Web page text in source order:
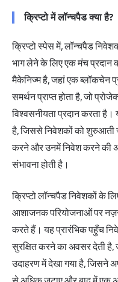
क्रिप्टो में लॉन्चपैड क्या है?
क्रिप्टो स्पेस में, लॉन्चपैड
भाग लेने के लिए एक मंच प्रदान
मैकेनिज्म है, जहां एक ब्लॉकचेन
समर्थन प्राप्त होता है, जो
विश्वसनीयता प्रदान करता
है, जिससे निवेशकों को शुरुआती
करने और उनमें निवेश करने की
संभावना होती है।
क्रिप्टो लॉन्चपैड निवेशकों के
आशाजनक परियोजनाओं पर
करते हैं। यह प्रारंभिक पहुँच
सुरक्षित करने का अवसर देती
उदाहरण में देखा गया है, जिसने